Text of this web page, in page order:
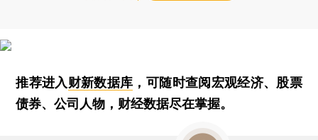
推荐进入财新数据库 ，可随时查阅宏观经济、股票
债券、公司人物，财经数据尽在掌握。